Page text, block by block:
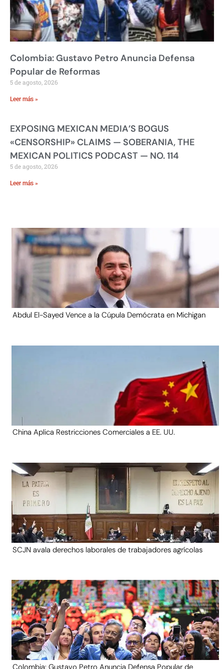
Colombia: Gustavo Petro Anuncia Defensa
Popular de Reformas
5 de agosto, 2026
Leer más »
EXPOSING MEXICAN MEDIA’S BOGUS
«CENSORSHIP» CLAIMS — SOBERANIA, THE
MEXICAN POLITICS PODCAST — NO. 114
5 de agosto, 2026
Leer más »
Abdul El-Sayed Vence a la Cúpula Demócrata en Michigan
China Aplica Restricciones Comerciales a EE. UU.
SCJN avala derechos laborales de trabajadores agrícolas
Colombia: Gustavo Petro Anuncia Defensa Popular de